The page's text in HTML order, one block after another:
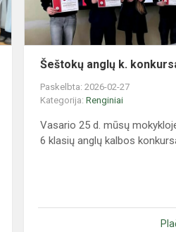
konferencija
,,Ma...
Šeštokų anglų k.
Paskelbta: 2026-02-27
Kategorija:Renginiai
Vasario 25 d. mūsų
6 klasių anglų kalbos